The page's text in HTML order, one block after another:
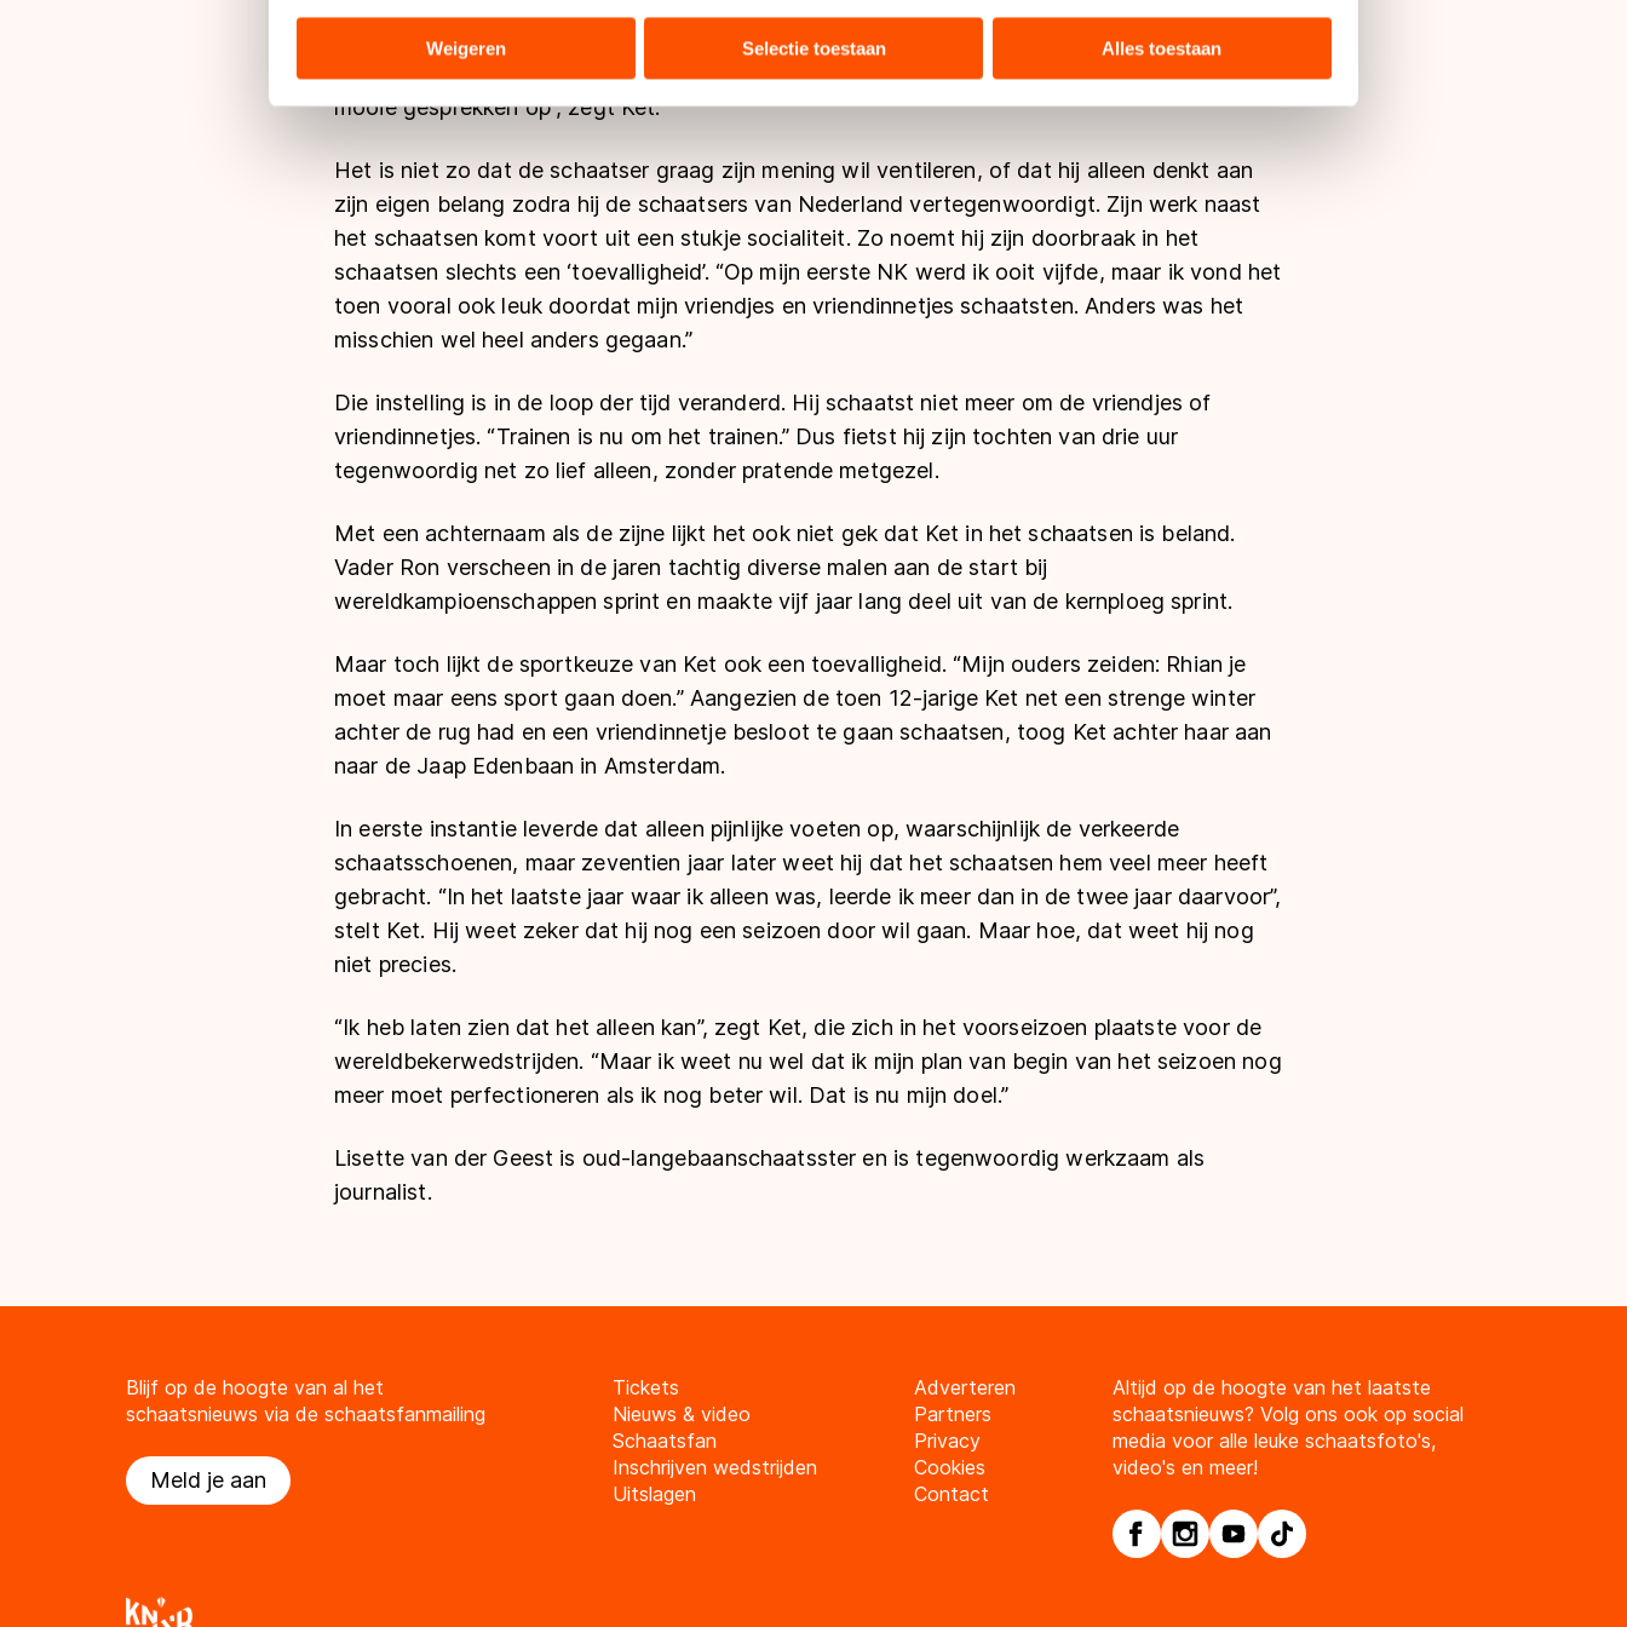
analyseren. We delen informatie over uw gebruik van onze site met onze partners voor social media, advertenties en
analyse. Zij kunnen deze combineren met andere gegevens die u aan hen heeft verstrekt of die zij hebben verzameld via
hun services. Sommige partners kunnen gegevens doorgeven aan landen buiten de EU, zoals de VS, waar mogelijk geen
adequaat beschermingsniveau geldt volgens de GDPR. Door op ‘Toestaan’ te klikken, stemt u in met deze overdracht.
Weigeren Selectie toestaan Alles toestaan
Ket houdt van discussiëren en beargumenteren. Wie in zijn ouderlijk huis in Amstelveen
aanschuift aan de keukentafel, merkt dat dit geldt voor de hele familie. “Dat levert vaak
mooie gesprekken op”, zegt Ket.
Het is niet zo dat de schaatser graag zijn mening wil ventileren, of dat hij alleen denkt aan
zijn eigen belang zodra hij de schaatsers van Nederland vertegenwoordigt. Zijn werk naast
het schaatsen komt voort uit een stukje socialiteit. Zo noemt hij zijn doorbraak in het
schaatsen slechts een ‘toevalligheid’. “Op mijn eerste NK werd ik ooit vijfde, maar ik vond het
toen vooral ook leuk doordat mijn vriendjes en vriendinnetjes schaatsten. Anders was het
misschien wel heel anders gegaan.”
Die instelling is in de loop der tijd veranderd. Hij schaatst niet meer om de vriendjes of
vriendinnetjes. “Trainen is nu om het trainen.” Dus fietst hij zijn tochten van drie uur
tegenwoordig net zo lief alleen, zonder pratende metgezel.
Met een achternaam als de zijne lijkt het ook niet gek dat Ket in het schaatsen is beland.
Vader Ron verscheen in de jaren tachtig diverse malen aan de start bij
wereldkampioenschappen sprint en maakte vijf jaar lang deel uit van de kernploeg sprint.
Maar toch lijkt de sportkeuze van Ket ook een toevalligheid. “Mijn ouders zeiden: Rhian je
moet maar eens sport gaan doen.” Aangezien de toen 12-jarige Ket net een strenge winter
achter de rug had en een vriendinnetje besloot te gaan schaatsen, toog Ket achter haar aan
naar de Jaap Edenbaan in Amsterdam.
In eerste instantie leverde dat alleen pijnlijke voeten op, waarschijnlijk de verkeerde
schaatsschoenen, maar zeventien jaar later weet hij dat het schaatsen hem veel meer heeft
gebracht. “In het laatste jaar waar ik alleen was, leerde ik meer dan in de twee jaar daarvoor”,
stelt Ket. Hij weet zeker dat hij nog een seizoen door wil gaan. Maar hoe, dat weet hij nog
niet precies.
“Ik heb laten zien dat het alleen kan”, zegt Ket, die zich in het voorseizoen plaatste voor de
wereldbekerwedstrijden. “Maar ik weet nu wel dat ik mijn plan van begin van het seizoen nog
meer moet perfectioneren als ik nog beter wil. Dat is nu mijn doel.”
Lisette van der Geest is oud-langebaanschaatsster en is tegenwoordig werkzaam als
journalist.
Blijf op de hoogte van al het
schaatsnieuws via de schaatsfanmailing
Meld je aan
Tickets
Nieuws & video
Schaatsfan
Inschrijven wedstrijden
Uitslagen
Adverteren
Partners
Privacy
Cookies
Contact
Altijd op de hoogte van het laatste
schaatsnieuws? Volg ons ook op social
media voor alle leuke schaatsfoto's,
video's en meer!